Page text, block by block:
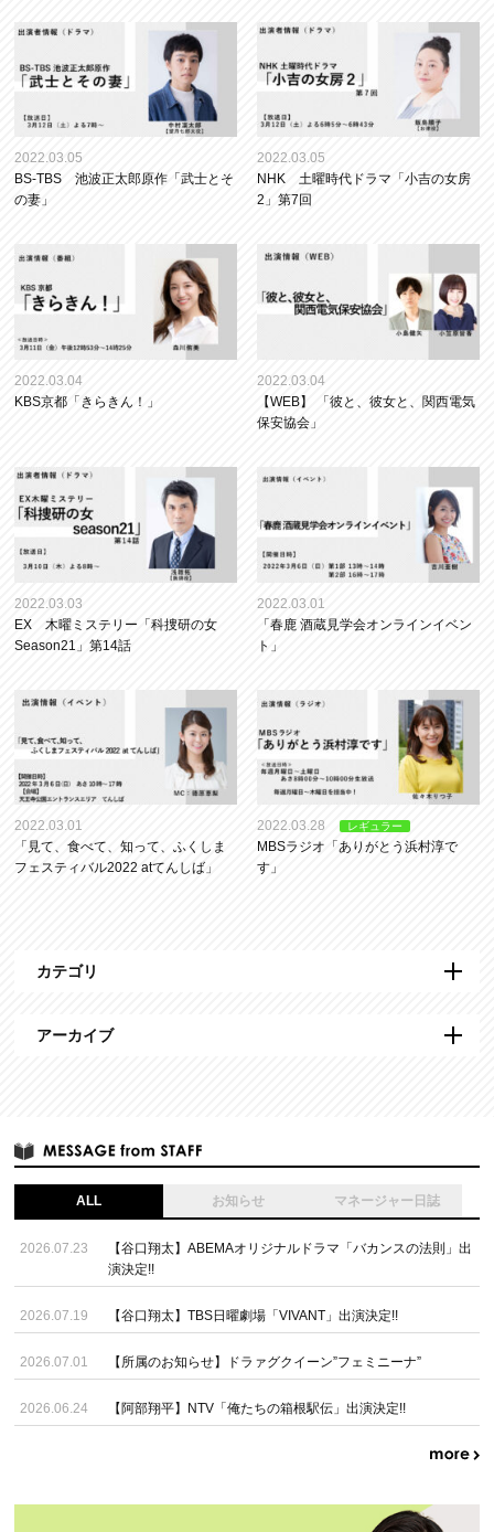
2022.03.05
BS-TBS 池波正太郎原作「武士とそ
の妻」
2022.03.05
NHK 土曜時代ドラマ「小吉の女房
2」第7回
2022.03.04
KBS京都「きらきん！」
2022.03.04
【WEB】 「彼と、彼女と、関西電気
保安協会」
2022.03.03
EX 木曜ミステリー「科捜研の女
Season21」第14話
2022.03.01
「春鹿 酒蔵見学会オンラインイベン
ト」
2022.03.01
「見て、食べて、知って、ふくしま
フェスティバル2022 atてんしば」
2022.03.28 レギュラー
MBSラジオ「ありがとう浜村淳で
す」
カテゴリ
アーカイブ
ALL お知らせ マネージャー日誌
2026.07.23
【谷口翔太】ABEMAオリジナルドラマ「バカンスの法則」出
演決定!!
2026.07.19 【谷口翔太】TBS日曜劇場「VIVANT」出演決定!!
2026.07.01 【所属のお知らせ】ドラァグクイーン”フェミニーナ”
2026.06.24 【阿部翔平】NTV「俺たちの箱根駅伝」出演決定!!